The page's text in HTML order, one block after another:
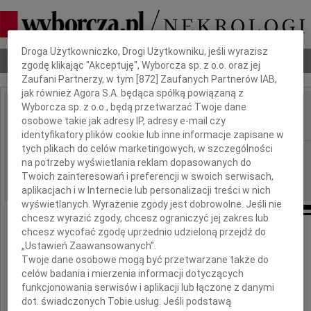
Nekrologi Odeszli Poradnik pogrzebowy
IMIĘ I NAZWISKO: Tadeusz Łogasz
REGION: Opole
DATA EMISJI: 10.11.2009
W I rocznicę śmierci
Tadeusza Łogasza
Dbamy o Twoją prywatność
Droga Użytkowniczko, Drogi Użytkowniku, jeśli wyrazisz
zgodę klikając "Akceptuję", Wyborcza sp. z o.o. oraz jej
Zaufani Partnerzy, w tym [872 ] Zaufanych Partnerów IAB,
jak również Agora S.A. będąca spółką powiązaną z
Wyborcza sp. z o.o., będą przetwarzać Twoje dane
osobowe takie jak adresy IP, adresy e-mail czy
identyfikatory plików cookie lub inne informacje zapisane w
tych plikach do celów marketingowych, w szczególności
na potrzeby wyświetlania reklam dopasowanych do
Twoich zainteresowań i preferencji w swoich serwisach,
aplikacjach i w Internecie lub personalizacji treści w nich
wyświetlanych. Wyrażenie zgody jest dobrowolne. Jeśli nie
chcesz wyrazić zgody, chcesz ograniczyć jej zakres lub
chcesz wycofać zgodę uprzednio udzieloną przejdź do
„Ustawień Zaawansowanych”.
Twoje dane osobowe mogą być przetwarzane także do
celów badania i mierzenia informacji dotyczących
funkcjonowania serwisów i aplikacji lub łączone z danymi
dot. świadczonych Tobie usług. Jeśli podstawą